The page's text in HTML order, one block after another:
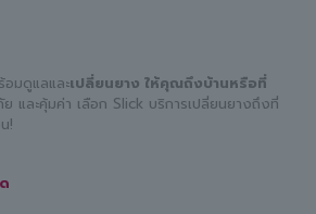
มดูแลและเปลี่ยนยาง ให้คุณถึงบ้านหรือที่
และคุ้มค่า เลือก Slick บริการเปลี่ยนยางถึงที่
!